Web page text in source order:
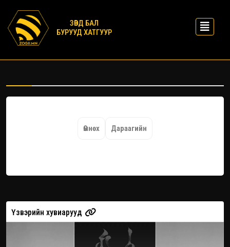
ЗӨВД БАЛ
БУРУУД ХАТГУУР
Өмнөх Дараагийн
Үзвэрийн хувиарууд